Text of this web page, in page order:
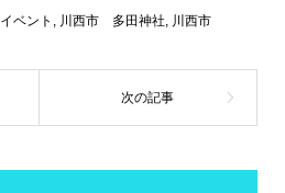
ベント , 川西市 多田神社, 川西市